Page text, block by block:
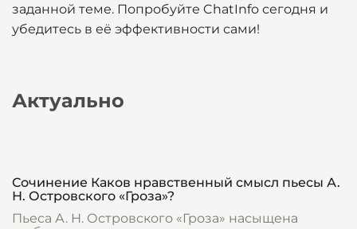
заданной теме. Попробуйте ChatInfo сегодня и
убедитесь в её эффективности сами!
Актуально
Сочинение Каков нравственный смысл пьесы А.
Н. Островского «Гроза»?
Пьеса А. Н. Островского «Гроза» насыщена